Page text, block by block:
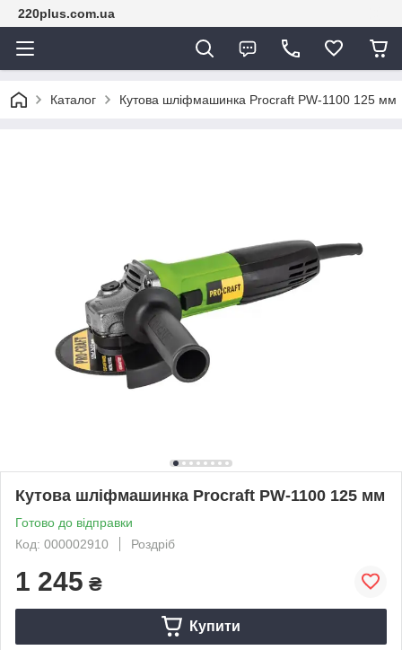
220plus.com.ua
Каталог Кутова шліфмашинка Procraft PW-1100 125 мм
Кутова шліфмашинка Procraft PW-1100 125 мм
Готово до відправки
Код: 000002910
Роздріб
1 245 ₴
Купити